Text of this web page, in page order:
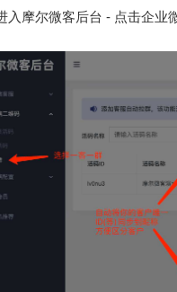
入摩尔微客后台 - 点击企业